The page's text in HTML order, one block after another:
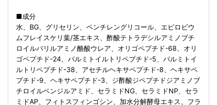
■成分
水、BG、グリセリン、ペンチレングリコール、エピロビウ
ムフレイスケリ葉/茎エキス、酢酸テトラデシルアミノブチ
ロイルバリルアミノ酪酸ウレア、オリゴペプチド-68、オリ
ゴペプチド-24、パルミトイルトリペプチド-5、パルミトイ
ルトリペプチド-38、アセチルヘキサペプチド-8、ヘキサペ
プチド-9、ヘキサペプチド-3、ジ酢酸ジペプチドジアミノブ
チロイルベンジルアミド、セラミドNG、セラミドNP、セラ
ミドAP、フィトスフィンゴシン、加水分解酵母エキス、フラ